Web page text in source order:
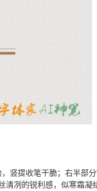
竖提收笔干脆；右半部
冽的锐利感，似寒霜凝